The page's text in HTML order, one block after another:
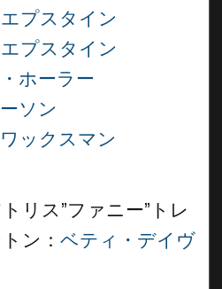
プスタイン
プスタイン
ホーラー
ソン
ックスマン
リス”ファニー”トレ
ン： ベティ・デイヴ